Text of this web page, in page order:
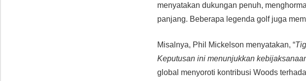
menyatakan dukungan penuh,
panjang. Beberapa legenda golf juga
Misalnya, Phil Mickelson menyatakan, “
Keputusan ini menunjukkan
global menyoroti kontribusi Woods